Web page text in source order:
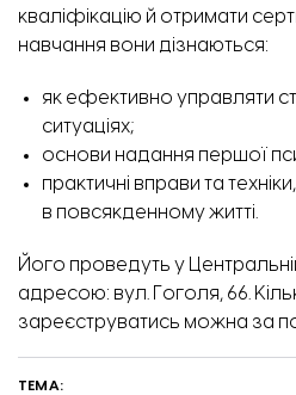
кваліфікацію й отримати
навчання вони дізнаються:
як ефективно управляти
ситуаціях;
основи надання першої
практичні вправи та
в повсякденному житті.
Його проведуть у Центральній
адресою: вул. Гоголя, 66.
зареєструватись можна за
ТЕМА: